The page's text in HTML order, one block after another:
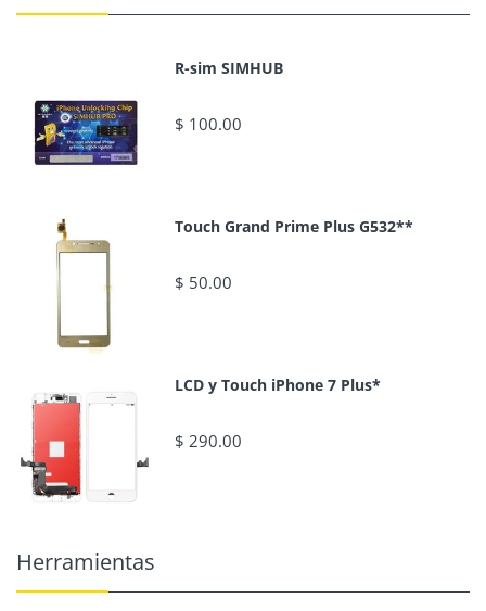
R-sim SIMHUB
$ 100.00
Touch Grand Prime Plus G532**
$ 50.00
LCD y Touch iPhone 7 Plus*
$ 290.00
Herramientas